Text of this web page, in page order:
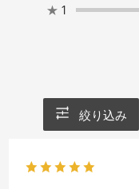
★ 1
絞り込み